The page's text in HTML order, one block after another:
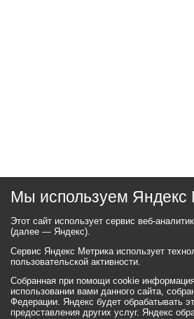
Мы используем Яндекс
Этот сайт использует сервис веб-
(далее — Яндекс).
Сервис Яндекс Метрика использует
пользовательской активности.
Собранная при помощи cookie
использовании вами данного сайта,
Федерации. Яндекс будет обрабатывать
предоставления других услуг. Яндекс